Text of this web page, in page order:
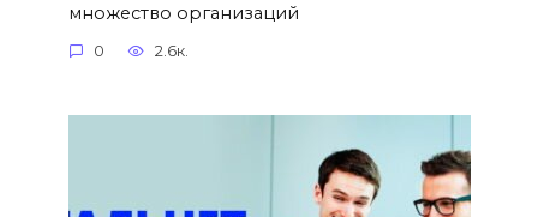
множество организаций
0 2.6к.